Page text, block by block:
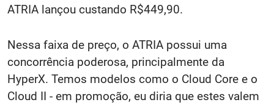
ATRIA lançou custando R$449,90.
Nessa faixa de preço, o ATRIA possui uma
concorrência poderosa, principalmente da
HyperX. Temos modelos como o Cloud Core e o
Cloud II - em promoção, eu diria que estes valem